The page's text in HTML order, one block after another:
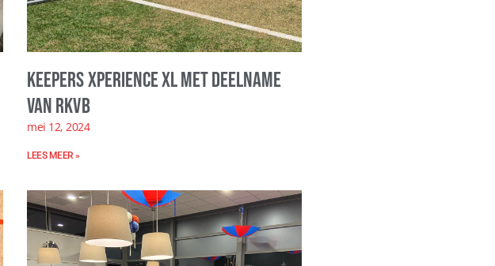
Keepers Xperience XL met deelname
van RKVB
mei 12, 2024
LEES MEER »